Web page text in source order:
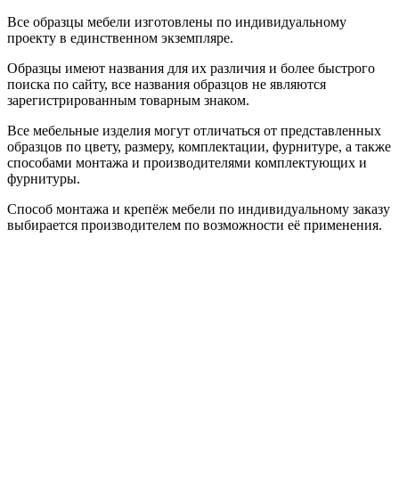
Все образцы мебели изготовлены по индивидуальному
проекту в единственном экземпляре.
Образцы имеют названия для их различия и более быстрого
поиска по сайту, все названия образцов не являются
зарегистрированным товарным знаком.
Все мебельные изделия могут отличаться от представленных
образцов по цвету, размеру, комплектации, фурнитуре, а также
способами монтажа и производителями комплектующих и
фурнитуры.
Способ монтажа и крепёж мебели по индивидуальному заказу
выбирается производителем по возможности её применения.